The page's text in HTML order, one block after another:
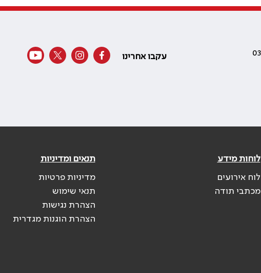
עקבו אחרינו
לוחות מידע
לוח אירועים
מכתבי תודה
תנאים ומדיניות
מדיניות פרטיות
תנאי שימוש
הצהרת נגישות
הצהרת הוגנות מגדרית